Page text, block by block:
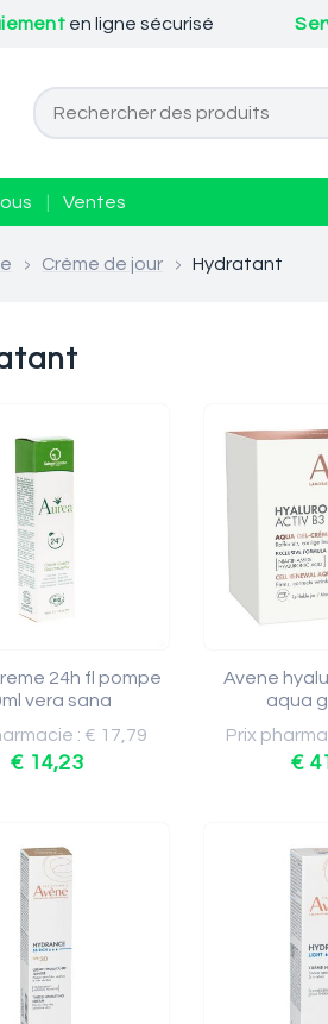
en ligne sécurisé
Ventes
> Crème de jour > Hydratant
24h fl pompe
vera sana
: € 17,79
€ 14,23
Avene
aqua
Prix
€